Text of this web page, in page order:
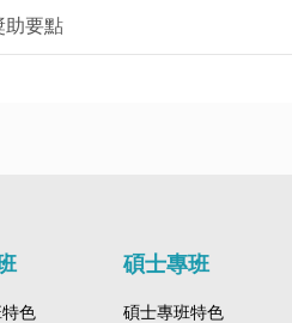
助要點
色
碩士專班
碩士專班特色